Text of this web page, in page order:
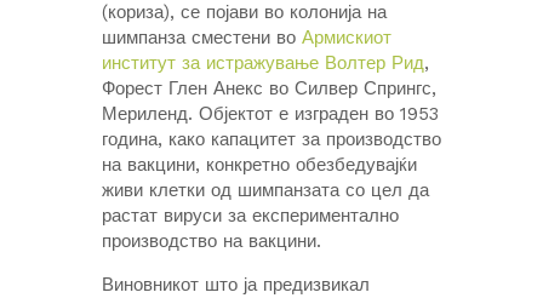
(кориза), се појави во колонија на
шимпанза сместени во Армискиот
институт за истражување Волтер Рид,
Форест Глен Анекс во Силвер Спрингс,
Мериленд. Објектот е изграден во 1953
година, како капацитет за производство
на вакцини, конкретно обезбедувајќи
живи клетки од шимпанзата со цел да
растат вируси за експериментално
производство на вакцини.
Виновникот што ја предизвикал